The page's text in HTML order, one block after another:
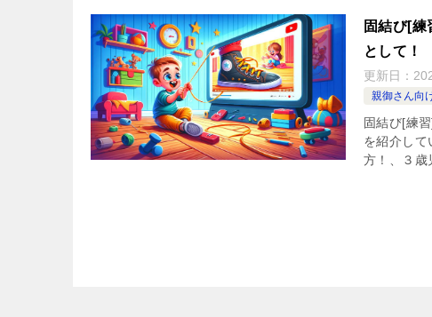
固結び[
として！
更新日：
親御さん向
固結び[練
を紹介して
方！、３